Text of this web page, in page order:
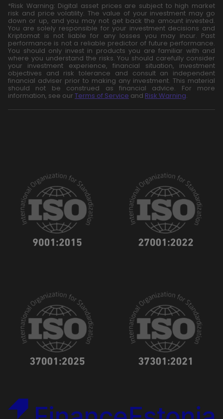
*Risk Warning: Digital asset prices are subject to high market
risk and price volatility. The value of your investment may go
down or up, and you may not get back the amount invested.
You are solely responsible for your investment decisions and
Kriptomat is not liable for any losses you may incur. Past
performance is not a reliable predictor of future performance.
You should only invest in products you are familiar with and
where you understand the risks. You should carefully consider
your investment experience, financial situation, investment
objectives and risk tolerance and consult an independent
financial adviser prior to making any investment. This material
should not be construed as financial advice. For more
information, see our Terms of Service and Risk Warning.